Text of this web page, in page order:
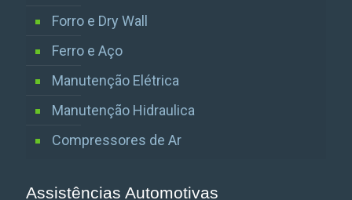
Forro e Dry Wall
Ferro e Aço
Manutenção Elétrica
Manutenção Hidraulica
Compressores de Ar
Assistências Automotivas